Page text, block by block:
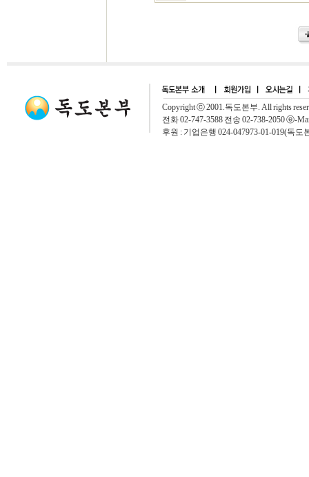
Copyright ⓒ 2001.독도본부. All rights
전화 02-747-3588 전송 02-738-2050 ⓔ-
후원 : 기업은행 024-047973-01-019(독도